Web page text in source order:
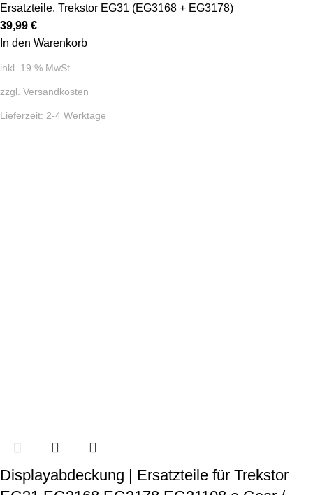
Ersatzteile, Trekstor EG31 (EG3168 + EG3178)
39,99 €
In den Warenkorb
inkl. 19 % MwSt.
zzgl. Versandkosten
Lieferzeit: 2-4 Werktage
Displayabdeckung | Ersatzteile für Trekstor